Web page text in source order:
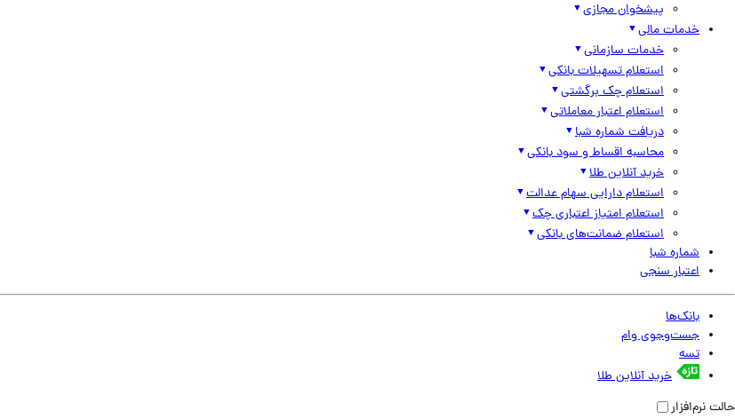
پیشخوان مجازی
خدمات مالی
خدمات سازمانی
استعلام تسهیلات بانکی
استعلام چک برگشتی
استعلام اعتبار معاملاتی
دریافت شماره شبا
محاسبه اقساط و سود بانکی
خرید آنلاین طلا
استعلام دارایی سهام عدالت
استعلام امتیاز اعتباری چک
استعلام ضمانت‌های بانکی
شماره شبا
اعتبار سنجی
بانک‌ها
جست‌وجوی وام
تسه
خرید آنلاین طلا
حالت نرم‌افزار